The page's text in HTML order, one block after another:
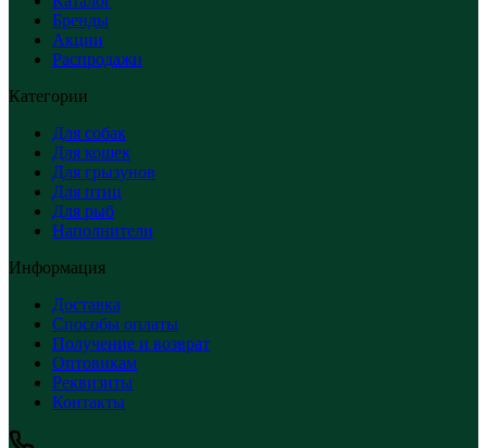
Бренды
Акции
Распродажи
Категории
Для собак
Для кошек
Для грызунов
Для птиц
Для рыб
Наполнители
Информация
Доставка
Способы оплаты
Получение и возврат
Оптовикам
Реквизиты
Контакты